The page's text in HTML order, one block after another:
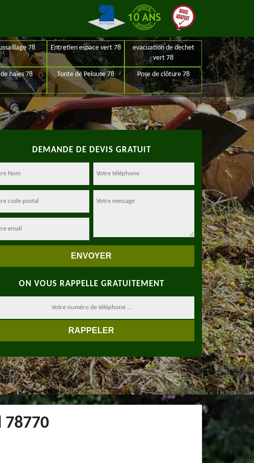
78 Entretien espace vert 78
evacuation de dechet
vert 78
haies 78 Tonte de Pelouse 78 Pose de clôture 78
DEMANDE DE DEVIS GRATUIT
ON VOUS RAPPELLE GRATUITEMENT
78770